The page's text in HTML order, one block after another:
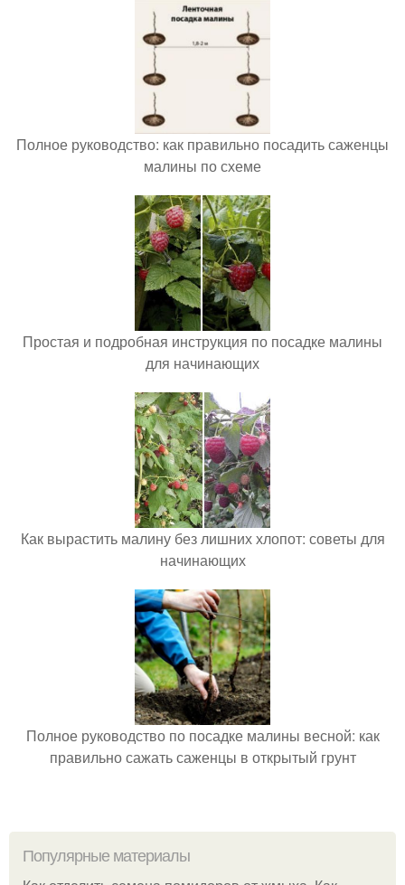
Полное руководство: как правильно посадить саженцы
малины по схеме
Простая и подробная инструкция по посадке малины
для начинающих
Как вырастить малину без лишних хлопот: советы для
начинающих
Полное руководство по посадке малины весной: как
правильно сажать саженцы в открытый грунт
Популярные материалы